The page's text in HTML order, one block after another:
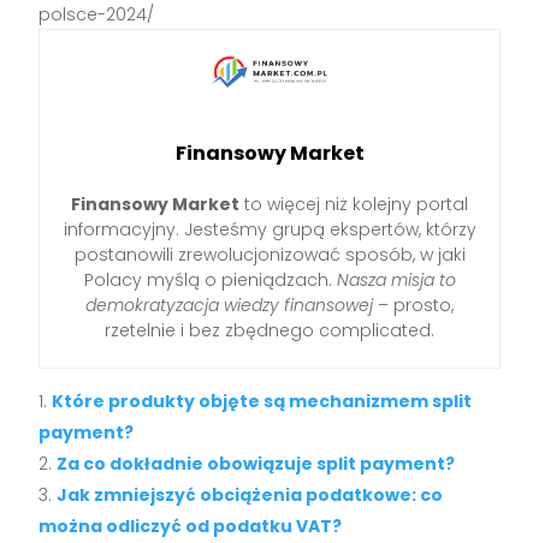
polsce-2024/
Finansowy Market
Finansowy Market to więcej niż kolejny portal
informacyjny. Jesteśmy grupą ekspertów, którzy
postanowili zrewolucjonizować sposób, w jaki
Polacy myślą o pieniądzach. Nasza misja to
demokratyzacja wiedzy finansowej– prosto,
rzetelnie i bez zbędnego complicated.
Które produkty objęte są mechanizmem split
payment?
Za co dokładnie obowiązuje split payment?
Jak zmniejszyć obciążenia podatkowe: co
można odliczyć od podatku VAT?